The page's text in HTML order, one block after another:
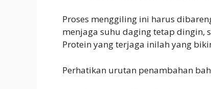
Proses menggiling ini harus
menjaga suhu daging tetap dingin,
Protein yang terjaga inilah yang
Perhatikan urutan penambahan